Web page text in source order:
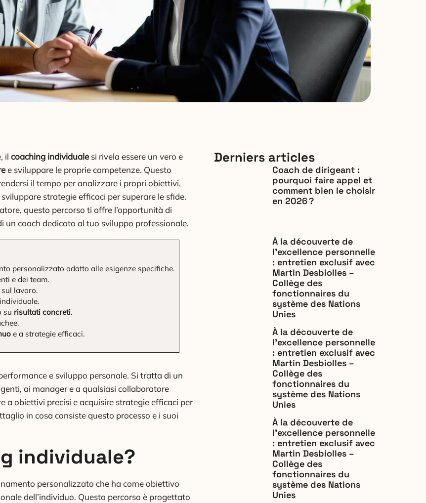
il coaching individualesi rivela essere un vero e
e sviluppare le proprie competenze. Questo
il tempo per analizzare i propri obiettivi,
strategie efficaci per superare le sfide.
questo percorso ti offre l’opportunità di
un coach dedicato al tuo sviluppo professionale.
personalizzato adatto alle esigenze specifiche.
e dei team.
lavoro.
su risultati concreti.
e a strategie efficaci.
e sviluppo personale. Si tratta di un
ai manager e a qualsiasi collaboratore
a obiettivi precisi e acquisire strategie efficaci per
in cosa consiste questo processo e i suoi
individuale?
personalizzato che ha come obiettivo
dell’individuo. Questo percorso è progettato
Derniers articles
Coach de dirigeant :
pourquoi faire appel et
comment bien le choisir
en 2026 ?
À la découverte de
l’excellence personnelle
: entretien exclusif avec
Martin Desbiolles –
Collège des
fonctionnaires du
système des Nations
Unies
À la découverte de
l’excellence personnelle
: entretien exclusif avec
Martin Desbiolles –
Collège des
fonctionnaires du
système des Nations
Unies
À la découverte de
l’excellence personnelle
: entretien exclusif avec
Martin Desbiolles –
Collège des
fonctionnaires du
système des Nations
Unies